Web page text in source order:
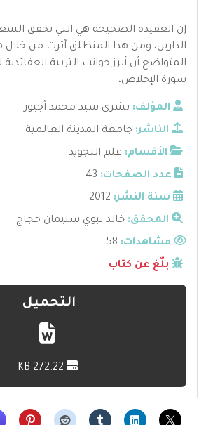
إن العقيدة الصحيحة هي التي تحقق
الدارين، ومن هذا المنطلق آثرت من خلال
المتواضع أن أبرز جوانب التربية
سورة الإخلاص،
المؤلف: بشرى سيد محمد آجيور
الناشر: جامعة المدينة العالمية
الأقسام: علم التجويد
عدد الصفحات: 43
سنة النشر: 2012
المحقق: خالد نبوي سليمان حجاج
مشاهدات:
بلّغ عن كتاب
التحميل